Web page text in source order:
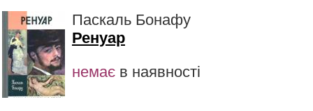
Паскаль Бонафу
Ренуар
немає в наявності